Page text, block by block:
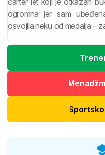
ogromna jer sam
osvojila neku od medalja –